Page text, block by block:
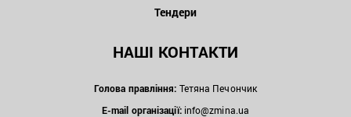
Тендери
НАШІ КОНТАКТИ
Голова правління: Тетяна Печончик
E-mail організації: info@zmina.ua